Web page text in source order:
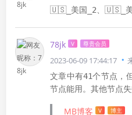
🇺🇸_美国_2、🇺🇸_
78jk V 尊贵会员
2023-06-09 17:44:17
文章中有41个节点，
节点能用。其他节点
MB博客 V 博主